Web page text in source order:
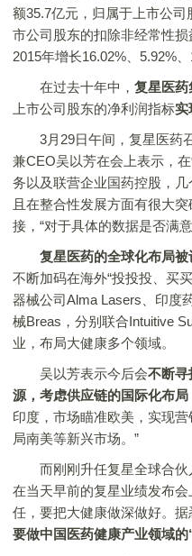
额35.7亿元，归属于上市公
市公司股东的扣除非经常性
2015年增长16.02%、5.92%、
在过去十年中， 复星医药
上市公司股东的净利润指标实
3月29日午间，复星医药
兼CEO吴以芳在会上表示，
务以及联营企业国药控股，
且在整合性发展方面有很大
接，“对于具体的数据是否满
复星医药的全球化布局
不断加码在海外“投投投、买
器械公司Alma Lasers、印度
械Breas，分别联合Intuitive
业，布局大健康多个领域。
吴以芳表示今后会不断寻
源，考虑供应链的国际化布局
印度，市场瞄准欧美，实现
局南美等新兴市场。”
而刚刚升任复星全球合伙
在当天早前的复星业绩发布
任，要把大健康做深做好。
要做中国医药健康产业领域的